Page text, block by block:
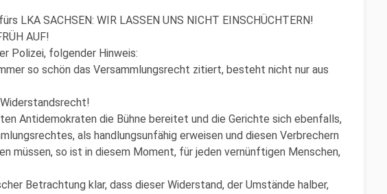
LKA SACHSEN: WIR LASSEN UNS NICHT EINSCHÜCHTERN!
AUF!
Polizei, folgender Hinweis:
so schön das Versammlungsrecht zitiert, besteht nicht nur aus
Antidemokraten die Bühne bereitet und die Gerichte sich ebenfalls,
als handlungsunfähig erweisen und diesen Verbrechern
müssen, so ist in diesem Moment, für jeden vernünftigen Menschen,
Betrachtung klar, dass dieser Widerstand, der Umstände halber,